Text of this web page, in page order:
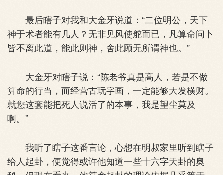
最后瞎子对我和大金牙说道：“二位明公，天下
神于术者能有几人？无非见风使舵而已，凡算命问卜
皆不离此道，能此则神，舍此顾无所谓神也。”
大金牙对瞎子说：“陈老爷真是高人，若是不做
算命的行当，而经营古玩字画，一定能够大发横财。
就您这套能把死人说活了的本事，我是望尘莫及
啊。”
我听了瞎子这番言论，心想在明叔家里听到瞎子
给人起卦，便觉得或许他知道一些十六字天卦的奥